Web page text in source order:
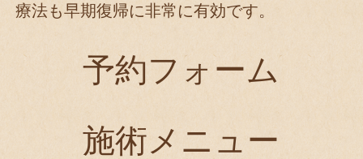
療法も早期復帰に非常に有効です。
予約フォーム
施術メニュー